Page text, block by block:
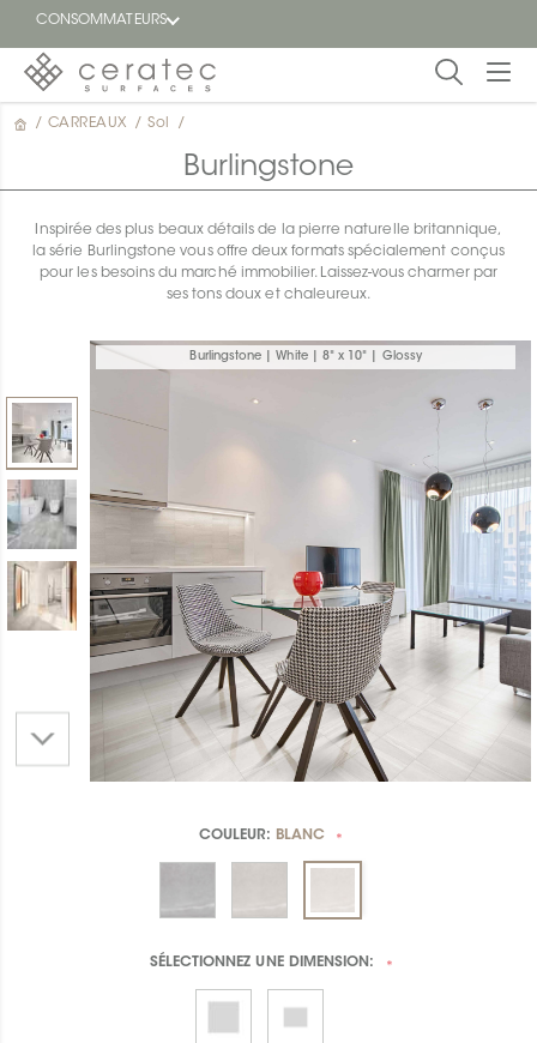
CONSOMMATEURS
En
vedette
Trouver
un
/ CARREAUX / Sol /
Burlingstone
Inspirée des plus beaux détails de la pierre naturelle britannique,
la série Burlingstone vous offre deux formats spécialement conçus
pour les besoins du marché immobilier. Laissez-vous charmer par
ses tons doux et chaleureux.
Burlingstone | White | 8" x 10" | Glossy
COULEUR: BLANC *
SÉLECTIONNEZ UNEDIMENSION: *